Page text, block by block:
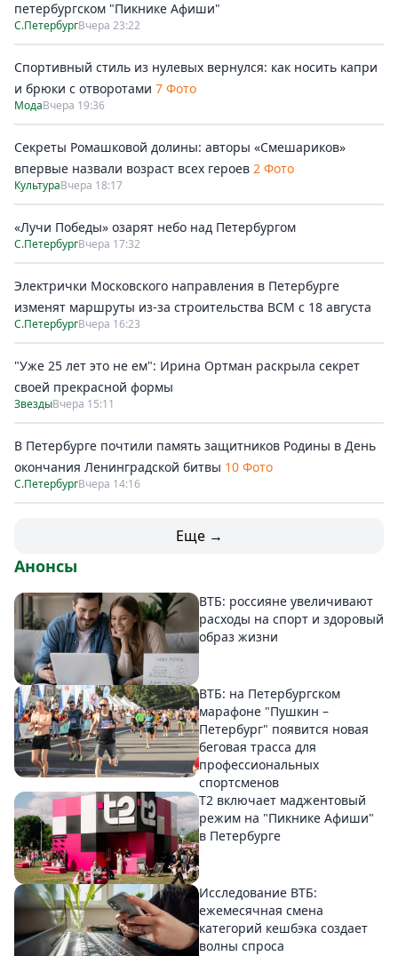
петербургском "Пикнике Афиши"
С.ПетербургВчера 23:22
Спортивный стиль из нулевых вернулся: как носить капри
и брюки с отворотами 7 Фото
МодаВчера 19:36
Секреты Ромашковой долины: авторы «Смешариков»
впервые назвали возраст всех героев 2 Фото
КультураВчера 18:17
«Лучи Победы» озарят небо над Петербургом
С.ПетербургВчера 17:32
Электрички Московского направления в Петербурге
изменят маршруты из-за строительства ВСМ с 18 августа
С.ПетербургВчера 16:23
"Уже 25 лет это не ем": Ирина Ортман раскрыла секрет
своей прекрасной формы
ЗвездыВчера 15:11
В Петербурге почтили память защитников Родины в День
окончания Ленинградской битвы 10 Фото
С.ПетербургВчера 14:16
Еще →
Анонсы
ВТБ: россияне увеличивают
расходы на спорт и здоровый
образ жизни
ВТБ: на Петербургском
марафоне "Пушкин –
Петербург" появится новая
беговая трасса для
профессиональных
спортсменов
Т2 включает маджентовый
режим на "Пикнике Афиши"
в Петербурге
Исследование ВТБ:
ежемесячная смена
категорий кешбэка создает
волны спроса